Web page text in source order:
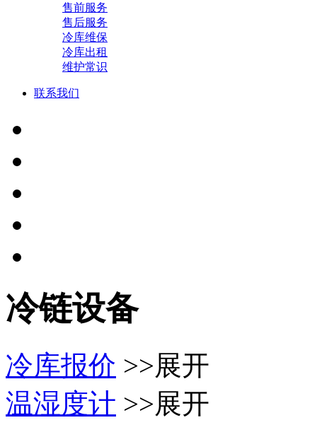
售前服务
售后服务
冷库维保
冷库出租
维护常识
联系我们
冷链设备
冷库报价 >>展开
温湿度计 >>展开